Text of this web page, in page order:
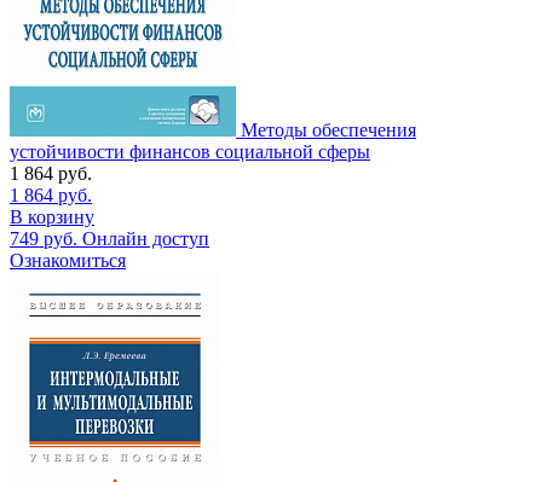
Методы обеспечения
устойчивости финансов социальной сферы
1 864 руб.
1 864 руб.
В корзину
749 руб. Онлайн доступ
Ознакомиться